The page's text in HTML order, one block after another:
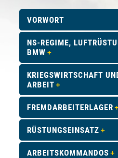
VORWORT
NS-REGIME,
BMW
KRIEGSWIRTSCHAFT
ARBEIT
FREMDARBEITERLAGER
RÜSTUNGSEINSATZ
ARBEITSKOMMANDOS